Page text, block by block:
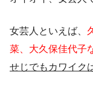
女芸人といえば、
菜、大久保佳代子
せじでもカワイク